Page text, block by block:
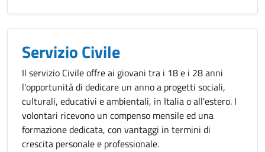
Servizio Civile
Il servizio Civile offre ai giovani tra i 18 e i 28 anni
l'opportunità di dedicare un anno a progetti sociali,
culturali, educativi e ambientali, in Italia o all'estero. I
volontari ricevono un compenso mensile ed una
formazione dedicata, con vantaggi in termini di
crescita personale e professionale.